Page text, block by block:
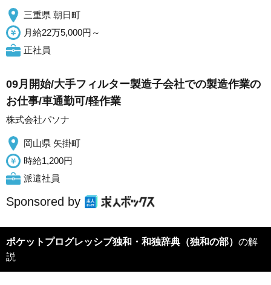
三重県 朝日町
月給22万5,000円～
正社員
09月開始/大手フィルター製造子会社での製造作業の
お仕事/車通勤可/軽作業
株式会社パソナ
岡山県 矢掛町
時給1,200円
派遣社員
Sponsored by
ポケットプログレッシブ独和・和独辞典（独和の部） の解
説